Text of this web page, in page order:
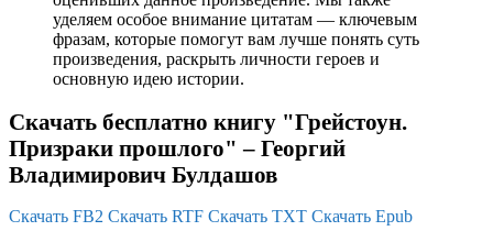
уделяем особое внимание цитатам — ключевым
фразам, которые помогут вам лучше понять суть
произведения, раскрыть личности героев и
основную идею истории.
Скачать бесплатно книгу "Грейстоун.
Призраки прошлого" – Георгий
Владимирович Булдашов
Скачать FB2 Скачать RTF Скачать TXT Скачать Epub